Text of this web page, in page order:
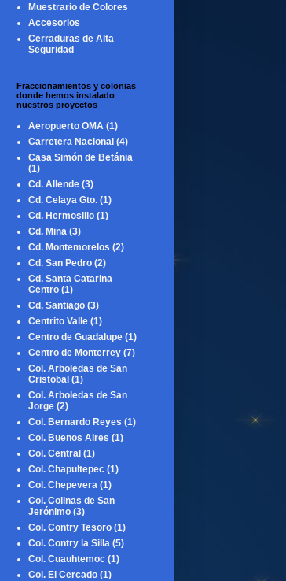
Muestrario de Colores
Accesorios
Cerraduras de Alta
Seguridad
Fraccionamientos y colonias
donde hemos instalado
nuestros proyectos
Aeropuerto OMA (1)
Carretera Nacional (4)
Casa Simón de Betánia
(1)
Cd. Allende (3)
Cd. Celaya Gto. (1)
Cd. Hermosillo (1)
Cd. Mina (3)
Cd. Montemorelos (2)
Cd. San Pedro (2)
Cd. Santa Catarina
Centro (1)
Cd. Santiago (3)
Centrito Valle (1)
Centro de Guadalupe (1)
Centro de Monterrey (7)
Col. Arboledas de San
Cristobal (1)
Col. Arboledas de San
Jorge (2)
Col. Bernardo Reyes (1)
Col. Buenos Aires (1)
Col. Central (1)
Col. Chapultepec (1)
Col. Chepevera (1)
Col. Colinas de San
Jerónimo (3)
Col. Contry Tesoro (1)
Col. Contry la Silla (5)
Col. Cuauhtemoc (1)
Col. El Cercado (1)